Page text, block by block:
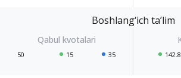
Boshlang‘ich ta’lim
50 15 35 142.8